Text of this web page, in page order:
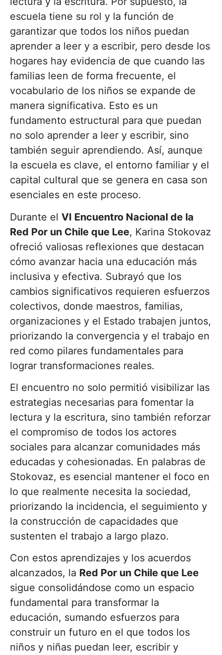
escuela tiene su rol y la función de
garantizar que todos los niños puedan
aprender a leer y a escribir, pero desde los
hogares hay evidencia de que cuando las
familias leen de forma frecuente, el
vocabulario de los niños se expande de
manera significativa. Esto es un
fundamento estructural para que puedan
no solo aprender a leer y escribir, sino
también seguir aprendiendo. Así, aunque
la escuela es clave, el entorno familiar y el
capital cultural que se genera en casa son
esenciales en este proceso.
Durante el VI Encuentro Nacional de la
Red Por un Chile que Lee, Karina Stokovaz
ofreció valiosas reflexiones que destacan
cómo avanzar hacia una educación más
inclusiva y efectiva. Subrayó que los
cambios significativos requieren esfuerzos
colectivos, donde maestros, familias,
organizaciones y el Estado trabajen juntos,
priorizando la convergencia y el trabajo en
red como pilares fundamentales para
lograr transformaciones reales.
El encuentro no solo permitió visibilizar las
estrategias necesarias para fomentar la
lectura y la escritura, sino también reforzar
el compromiso de todos los actores
sociales para alcanzar comunidades más
educadas y cohesionadas. En palabras de
Stokovaz, es esencial mantener el foco en
lo que realmente necesita la sociedad,
priorizando la incidencia, el seguimiento y
la construcción de capacidades que
sustenten el trabajo a largo plazo.
Con estos aprendizajes y los acuerdos
alcanzados, la Red Por un Chile que Lee
sigue consolidándose como un espacio
fundamental para transformar la
educación, sumando esfuerzos para
construir un futuro en el que todos los
niños y niñas puedan leer, escribir y